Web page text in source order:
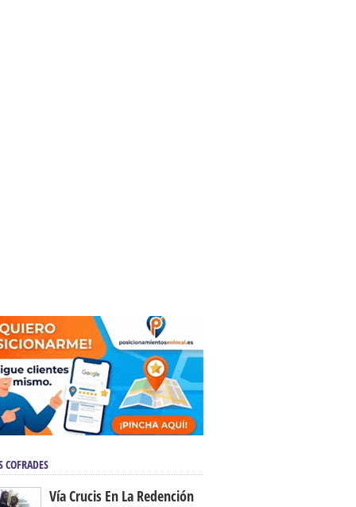
COFRADES
Vía Crucis En La Redención